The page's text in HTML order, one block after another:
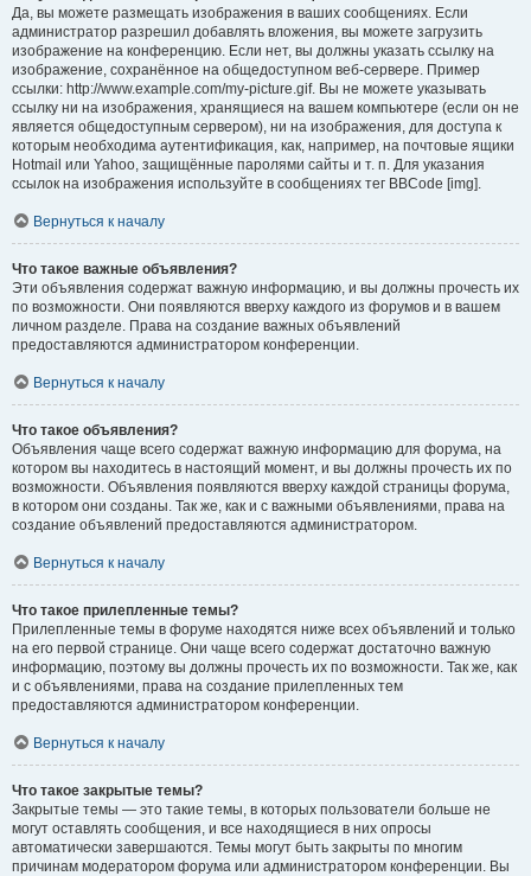
Да, вы можете размещать изображения в ваших сообщениях. Если
администратор разрешил добавлять вложения, вы можете загрузить
изображение на конференцию. Если нет, вы должны указать ссылку на
изображение, сохранённое на общедоступном веб-сервере. Пример
ссылки: http://www.example.com/my-picture.gif. Вы не можете указывать
ссылку ни на изображения, хранящиеся на вашем компьютере (если он не
является общедоступным сервером), ни на изображения, для доступа к
которым необходима аутентификация, как, например, на почтовые ящики
Hotmail или Yahoo, защищённые паролями сайты и т. п. Для указания
ссылок на изображения используйте в сообщениях тег BBCode [img].
Вернуться к началу
Что такое важные объявления?
Эти объявления содержат важную информацию, и вы должны прочесть их
по возможности. Они появляются вверху каждого из форумов и в вашем
личном разделе. Права на создание важных объявлений
предоставляются администратором конференции.
Вернуться к началу
Что такое объявления?
Объявления чаще всего содержат важную информацию для форума, на
котором вы находитесь в настоящий момент, и вы должны прочесть их по
возможности. Объявления появляются вверху каждой страницы форума,
в котором они созданы. Так же, как и с важными объявлениями, права на
создание объявлений предоставляются администратором.
Вернуться к началу
Что такое прилепленные темы?
Прилепленные темы в форуме находятся ниже всех объявлений и только
на его первой странице. Они чаще всего содержат достаточно важную
информацию, поэтому вы должны прочесть их по возможности. Так же, как
и с объявлениями, права на создание прилепленных тем
предоставляются администратором конференции.
Вернуться к началу
Что такое закрытые темы?
Закрытые темы — это такие темы, в которых пользователи больше не
могут оставлять сообщения, и все находящиеся в них опросы
автоматически завершаются. Темы могут быть закрыты по многим
причинам модератором форума или администратором конференции. Вы